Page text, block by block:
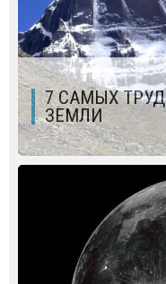
7 САМЫХ
ЗЕМЛИ